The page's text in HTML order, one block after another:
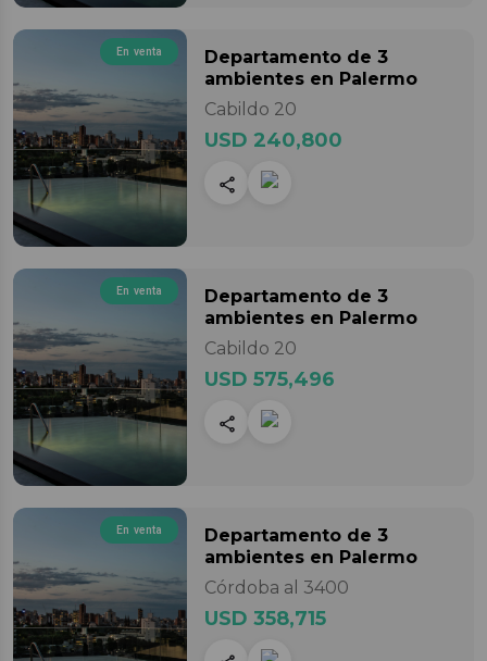
En venta Departamento de 3
ambientes en Palermo
Cabildo 20
USD 240,800
En venta Departamento de 3
ambientes en Palermo
Cabildo 20
USD 575,496
En venta Departamento de 3
ambientes en Palermo
Córdoba al 3400
USD 358,715